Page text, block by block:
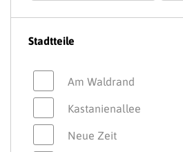
Stadtteile
Am Waldrand
Kastanienallee
Neue Zeit